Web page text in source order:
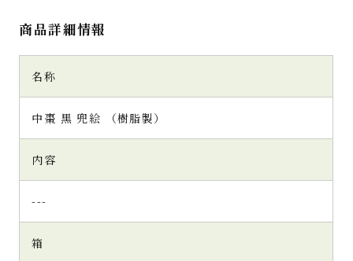
商品詳細情報
名称
中棗 黒 兜絵 （樹脂製）
内容
---
箱